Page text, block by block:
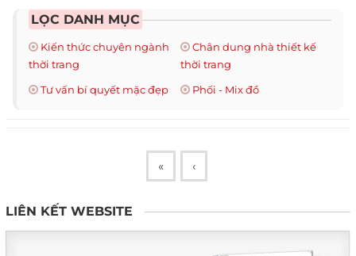
LỌC DANH MỤC
Kiến thức chuyên ngành
thời trang
Chân dung nhà thiết kế
thời trang
Tư vấn bí quyết mặc đẹp
Phối - Mix đồ
« ‹
LIÊN KẾT WEBSITE